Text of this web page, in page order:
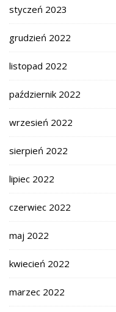
styczeń 2023
grudzień 2022
listopad 2022
październik 2022
wrzesień 2022
sierpień 2022
lipiec 2022
czerwiec 2022
maj 2022
kwiecień 2022
marzec 2022